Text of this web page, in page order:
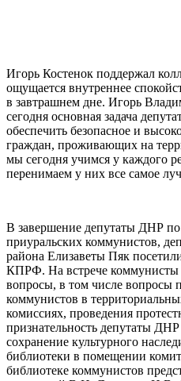
Игорь Костенок поддержал
ощущается внутреннее
в завтрашнем дне. Игорь
сегодня основная задача
обеспечить безопасное и
граждан, проживающих на
мы сегодня учимся у каждого
перенимаем у них все самое
В завершение депутаты ДНР
приуральских коммунистов,
района Елизаветы Пяк
КПРФ. На встрече коммунисты
вопросы, в том числе вопросы
коммунистов в
комиссиях, проведения
признательность депутаты
сохранение культурного
библиотеки в помещении
библиотеке коммунистов